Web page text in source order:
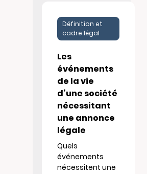
Définition et
cadre légal
Les
événements
de la vie
d’une société
nécessitant
une annonce
légale
Quels
événements
nécessitent une